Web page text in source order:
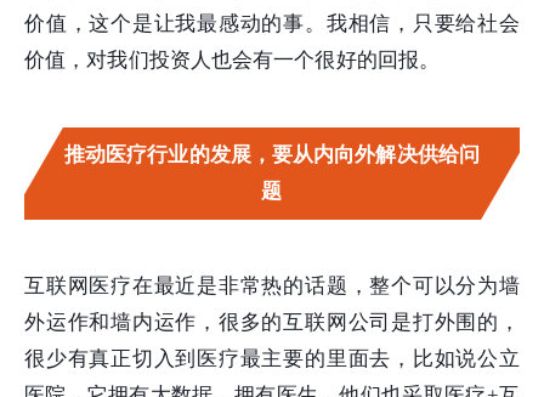
价值，这个是让我最感动的事。我相信，只要给社会
价值，对我们投资人也会有一个很好的回报。
推动医疗行业的发展，要从内向外解决供给问
题
互联网医疗在最近是非常热的话题，整个可以分为墙
外运作和墙内运作，很多的互联网公司是打外围的，
很少有真正切入到医疗最主要的里面去，比如说公立